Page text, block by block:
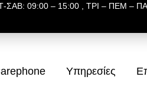
ΣΑΒ: 09:00 – 15:00 , ΤΡΙ – ΠΕΜ –
Υπηρεσίες